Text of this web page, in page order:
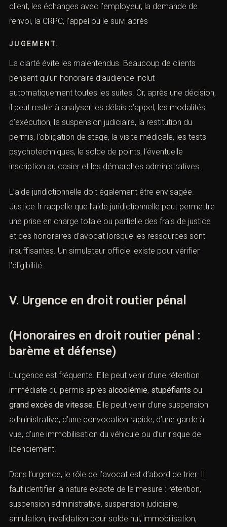
pour l’audience, ou aussi pour l’analyse du permis, la
stratégie de points, les recours administratifs, la
La clarté évite les malentendus. Beaucoup de clients
pensent qu’un honoraire d’audience inclut
automatiquement toutes les suites. Or, après une
décision, il peut rester à analyser les délais d’appel, les
modalités d’exécution, la suspension judiciaire, la
restitution du permis, l’obligation de stage, la visite
l’éventuelle inscription au casier et les démarches
administratives.
L’aide juridictionnelle doit également être envisagée.
Justice.fr rappelle que l’aide juridictionnelle peut
permettre une prise en charge totale ou partielle des
ressources sont insuffisantes. Un simulateur officiel
existe pour vérifier l’éligibilité.
V. Urgence en droit routier pénal
(Honoraires en droit routier pénal :
barème et défense)
L’urgence est fréquente. Elle peut venir d’une rétention
immédiate du permis après alcoolémie , stupéfiants ou
grand excès de vitesse
vue, d’une immobilisation du véhicule ou d’un risque de
licenciement.
Dans l’urgence, le rôle de l’avocat est d’abord de trier. Il